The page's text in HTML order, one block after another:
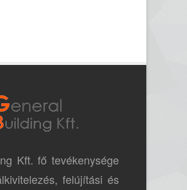
Kft. fő tevékenysége
felújítási és